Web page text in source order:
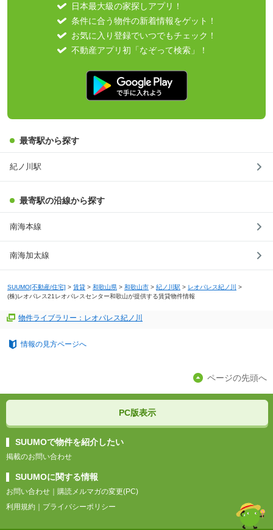
日本最大級の家探しアプリ！
条件に合う物件の新着情報をゲット！
お気に入り登録でいつでもチェック！
不動産アプリ初「なぞって検索」！
最寄駅から探す
紀ノ川駅
最寄駅の沿線から探す
南海本線
南海加太線
SUUMO[不動産/住宅] > 賃貸 > 和歌山県 > 和歌山市 > 紀ノ川駅 > レオパレス紀ノ川
>
(株)レオパレス21レオパレスセンター和歌山が提供する賃貸物件情報
物件ライブラリー：レオパレス紀ノ川
情報の見方ページへ
ページの先頭へ
PC版表示
SUUMOで物件を紹介したい
掲載のお問い合わせ
SUUMOに関する情報
お問い合わせ
購読メルマガの変更(PC)
利用規約
プライバシーポリシー